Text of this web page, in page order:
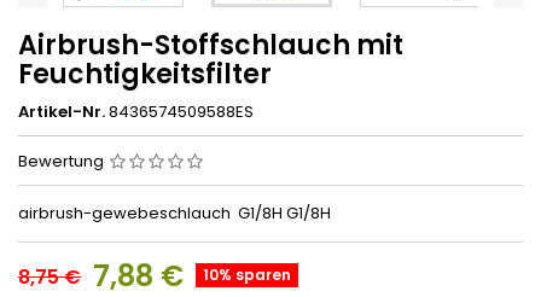
Airbrush-Stoffschlauch mit
Feuchtigkeitsfilter
Artikel-Nr.8436574509588ES
Bewertung
airbrush-gewebeschlauch G1/8H G1/8H
8,75 € 7,88 € 10% sparen